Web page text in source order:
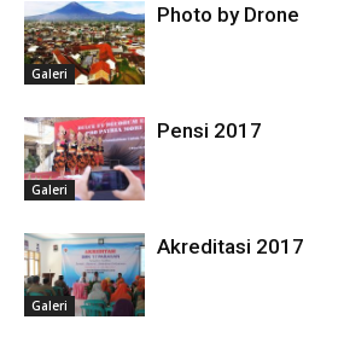
Galeri
Photo by Drone
Galeri
Pensi 2017
Galeri
Akreditasi 2017